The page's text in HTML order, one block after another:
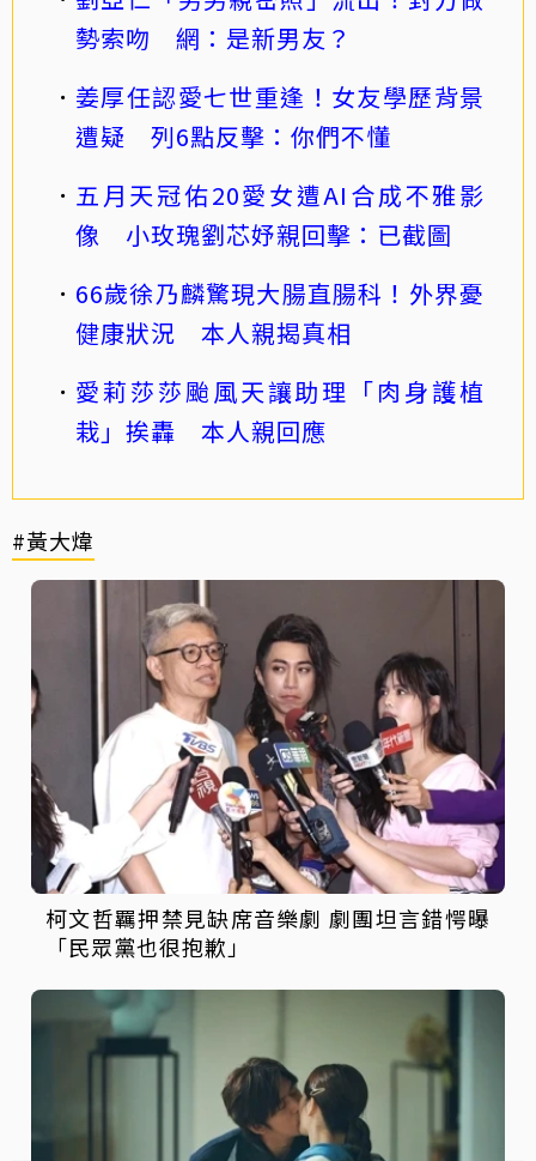
勢索吻 網：是新男友？
姜厚任認愛七世重逢！女友學歷背景
遭疑 列6點反擊：你們不懂
五月天冠佑20愛女遭AI合成不雅影
像 小玫瑰劉芯妤親回擊：已截圖
66歲徐乃麟驚現大腸直腸科！外界憂
健康狀況 本人親揭真相
愛莉莎莎颱風天讓助理「肉身護植
栽」挨轟 本人親回應
#黃大煒
柯文哲羈押禁見缺席音樂劇 劇團坦言錯愕曝
「民眾黨也很抱歉」